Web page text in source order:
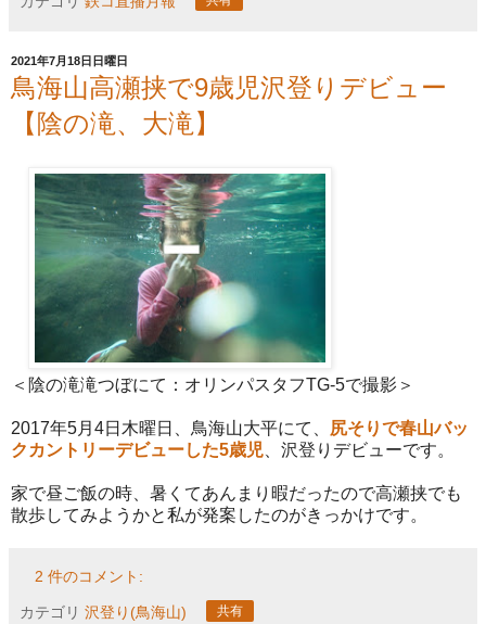
2021年7月18日日曜日
鳥海山高瀬挟で9歳児沢登りデビュー
【陰の滝、大滝】
＜陰の滝滝つぼにて：オリンパスタフTG-5で撮影＞
2017年5月4日木曜日、鳥海山大平にて、 尻そりで春山バッ
クカントリーデビューした5歳児 、沢登りデビューです。
家で昼ご飯の時、暑くてあんまり暇だったので高瀬挟でも
散歩してみようかと私が発案したのがきっかけです。
2 件のコメント:
カテゴリ 沢登り(鳥海山) 共有